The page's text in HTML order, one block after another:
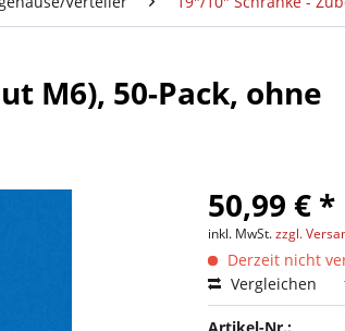
M6), 50-Pack, ohne
50,99 € *
inkl. MwSt.zzgl.
Derzeit nicht
Vergleichen